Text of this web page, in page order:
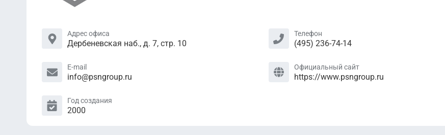
Адрес офиса
Дербеневская наб., д. 7, стр. 10
Телефон
(495) 236-74-14
E-mail
info@psngroup.ru
Официальный сайт
https://www.psngroup.ru
Год создания
2000